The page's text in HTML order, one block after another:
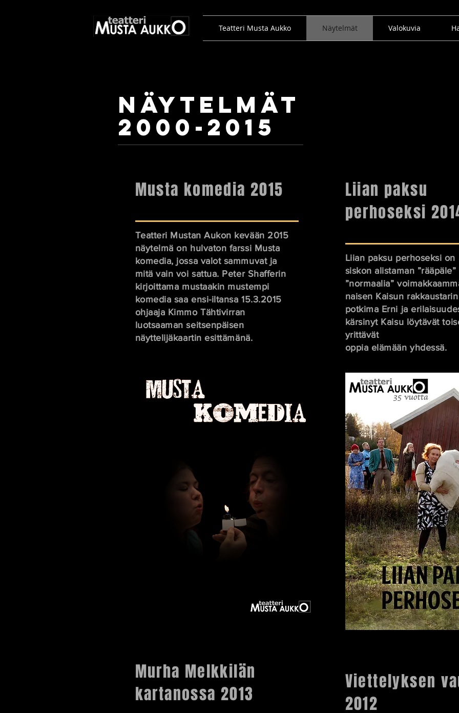
Teatteri Musta Aukko Näytelmät Valokuvia
Näytelmät
2000-2015
Musta komedia 2015
​Teatteri Mustan Aukon kevään 2015
näytelmä on hulvaton farssi Musta
komedia, jossa valot sammuvat ja
mitä vain voi sattua. Peter Shafferin
kirjoittama mustaakin mustempi
komedia saa ensi-iltansa 15.3.2015
ohjaaja Kimmo Tähtivirran
luotsaaman seitsenpäisen
näyttelijäkaartin esittämänä.
Murha Melkkilän
kartanossa 2013
Liian paksu
perhoseksi
Liian paksu perhoseksi on
siskon alistaman
”normaalia”
naisen Kaisun
potkima Erni ja
kärsinyt Kaisu löytävät
yrittävät
oppia elämään yhdessä.
Viettelyksen
2012